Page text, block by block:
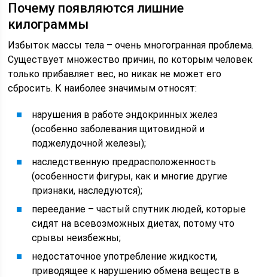
Почему появляются лишние
килограммы
Избыток массы тела – очень многогранная проблема.
Существует множество причин, по которым человек
только прибавляет вес, но никак не может его
сбросить. К наиболее значимым относят:
нарушения в работе эндокринных желез
(особенно заболевания щитовидной и
поджелудочной железы);
наследственную предрасположенность
(особенности фигуры, как и многие другие
признаки, наследуются);
переедание – частый спутник людей, которые
сидят на всевозможных диетах, потому что
срывы неизбежны;
недостаточное употребление жидкости,
приводящее к нарушению обмена веществ в